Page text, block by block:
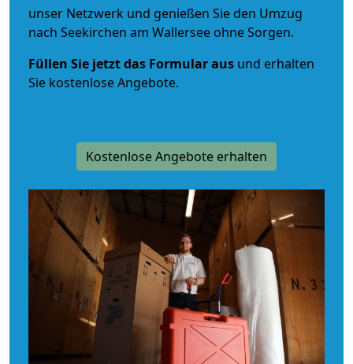
unser Netzwerk und genießen Sie den Umzug
nach Seekirchen am Wallersee ohne Sorgen.
Füllen Sie jetzt das Formular aus und erhalten
Sie kostenlose Angebote.
Kostenlose Angebote erhalten